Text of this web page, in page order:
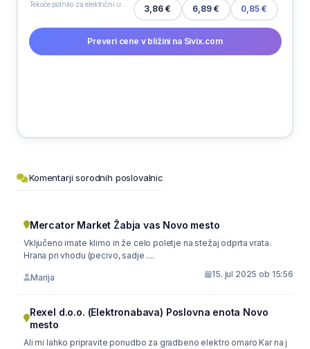
3,86 € 6,89 € 0,85 €
Preveri cene v bližini na Sivix.com
Komentarji sorodnih poslovalnic
Mercator Market Žabja vas Novo mesto
Vključeno imate klimo in že celo poletje na stežaj odprta vrata.
Hrana pri vhodu (pecivo, sadje ....
Marija 15. jul 2025 ob 15:56
Rexel d.o.o. (Elektronabava) Poslovna enota Novo
mesto
Ali mi lahko pripravite ponudbo za gradbeno elektro omaro Kar na j